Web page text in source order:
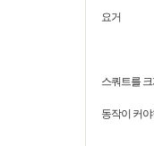
요거
스쿼트를
동작이 커